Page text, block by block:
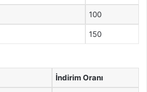
100
150
İndirim Oranı